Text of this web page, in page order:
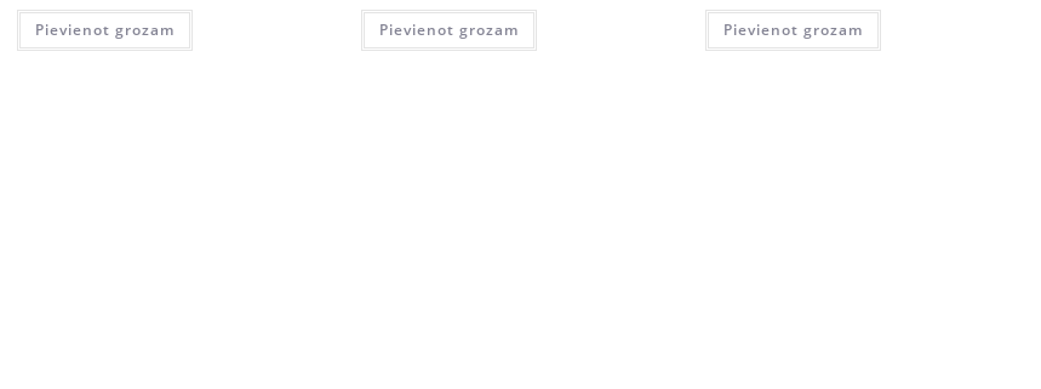
Pievienot grozam Pievienot grozam Pievienot grozam